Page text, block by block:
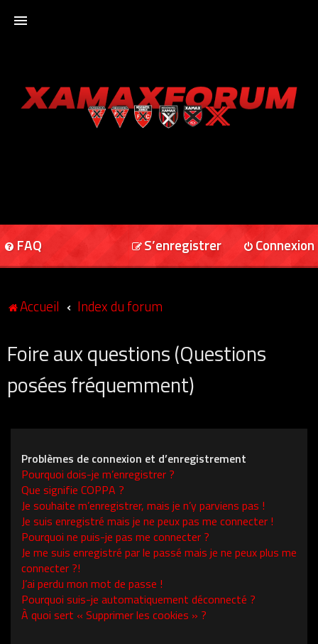
XAMAXFORUM
FAQ Connexion
S’enregistrer
Accueil Index du forum
Foire aux questions (Questions
posées fréquemment)
Problèmes de connexion et d’enregistrement
Pourquoi dois-je m’enregistrer ?
Que signifie COPPA ?
Je souhaite m’enregistrer, mais je n’y parviens pas !
Je suis enregistré mais je ne peux pas me connecter !
Pourquoi ne puis-je pas me connecter ?
Je me suis enregistré par le passé mais je ne peux plus me
connecter ?!
J’ai perdu mon mot de passe !
Pourquoi suis-je automatiquement déconnecté ?
À quoi sert « Supprimer les cookies » ?